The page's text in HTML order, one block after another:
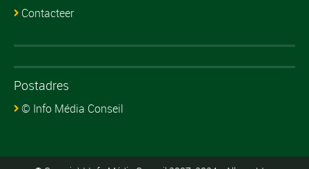
Contacteer
Postadres
© Info Média Conseil